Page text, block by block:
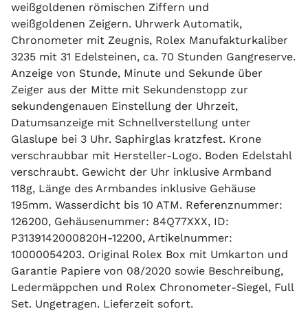
weißgoldenen römischen Ziffern und
weißgoldenen Zeigern. Uhrwerk Automatik,
Chronometer mit Zeugnis, Rolex Manufakturkaliber
3235 mit 31 Edelsteinen, ca. 70 Stunden Gangreserve.
Anzeige von Stunde, Minute und Sekunde über
Zeiger aus der Mitte mit Sekundenstopp zur
sekundengenauen Einstellung der Uhrzeit,
Datumsanzeige mit Schnellverstellung unter
Glaslupe bei 3 Uhr. Saphirglas kratzfest. Krone
verschraubbar mit Hersteller-Logo. Boden Edelstahl
verschraubt. Gewicht der Uhr inklusive Armband
118g, Länge des Armbandes inklusive Gehäuse
195mm. Wasserdicht bis 10 ATM. Referenznummer:
126200, Gehäusenummer: 84Q77XXX, ID:
P3139142000820H-12200, Artikelnummer:
10000054203. Original Rolex Box mit Umkarton und
Garantie Papiere von 08/2020 sowie Beschreibung,
Ledermäppchen und Rolex Chronometer-Siegel, Full
Set. Ungetragen. Lieferzeit sofort.